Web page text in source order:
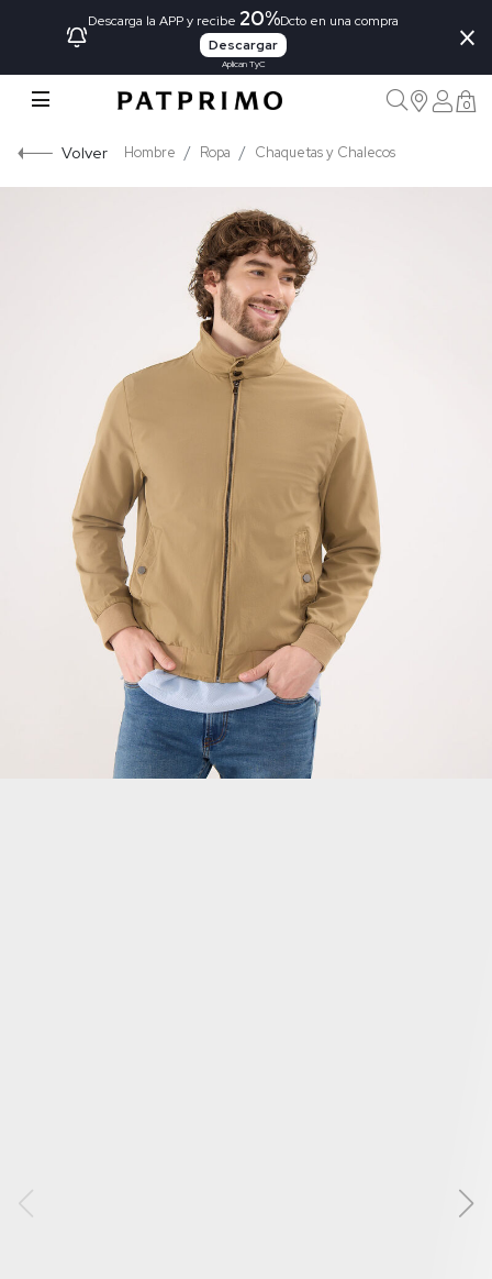
Descarga la APP y recibe 20%Dcto en una compra
Descargar
Aplican TyC
×
0
Volver Hombre Ropa Chaquetas y Chalecos